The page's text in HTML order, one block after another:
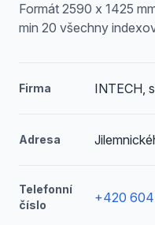
Formát 2590 x 1425
min 20 všechny
Firma INTECH,
Adresa
Telefonní
číslo
+420